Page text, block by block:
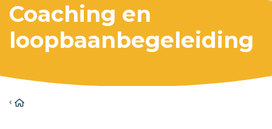
Coaching en
loopbaanbegeleiding